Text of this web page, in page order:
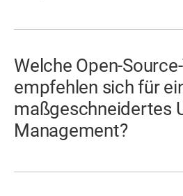
Welche Open-
empfehlen sich für
maßgeschneidertes
Management?